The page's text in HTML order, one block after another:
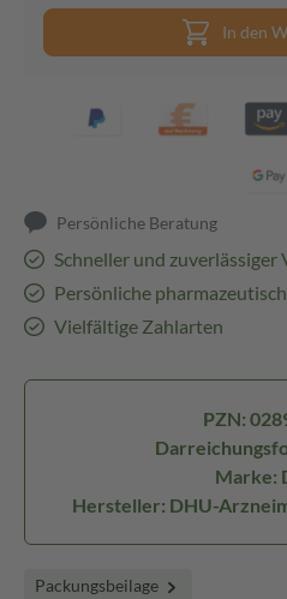
In den
Persönliche Beratung
Schneller und zuverlässiger
Persönliche
Vielfältige Zahlarten
PZN:
Marke:
Hersteller: DHU-
Packungsbeilage